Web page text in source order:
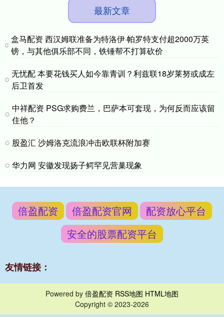
最新文章
盒马配资 西汉姆联准备为特洛伊·帕罗特支付超2000万英
镑，与其他俱乐部不同，铁锤帮不打算砍价
无忧配 本要花钱买人如今靠青训？利兹联18岁莱努或成左
后卫首发
中祥配资 PSG求购费兰，巴萨本可套现，为何反而应该留
住他？
股盈汇 沙姆洛克流浪冲击欧联杯附加赛
华力网 安徽发现扬子鳄罕见营巢现象
倍盈配资 倍盈配资官网
配资放心平台
安全的股票配资平台
友情链接：
Powered by 倍盈配资 RSS地图 HTML地图
Copyright © 2023-2026